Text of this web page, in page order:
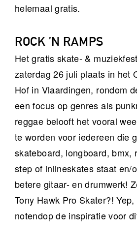
helemaal gratis.
ROCK ’N RAMPS
Het gratis skate- &
zaterdag 26 juli plaats in het
Hof in Vlaardingen, rondom
een focus op genres als
reggae belooft het vooral
te worden voor iedereen die
skateboard, longboard, bmx,
step of inlineskates staat en/
betere gitaar- en drumwerk!
Tony Hawk Pro Skater?!
notendop de inspiratie voor